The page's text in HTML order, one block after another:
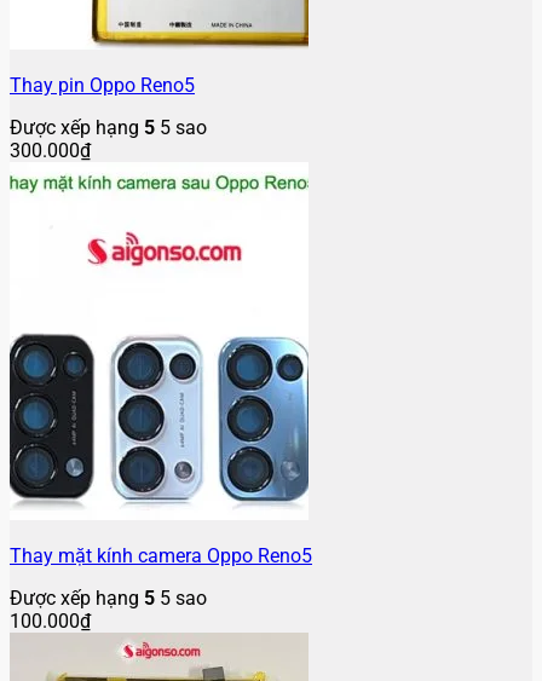
Thay pin Oppo Reno5
Được xếp hạng 5 5 sao
300.000₫
Thay mặt kính camera Oppo Reno5
Được xếp hạng 5 5 sao
100.000₫